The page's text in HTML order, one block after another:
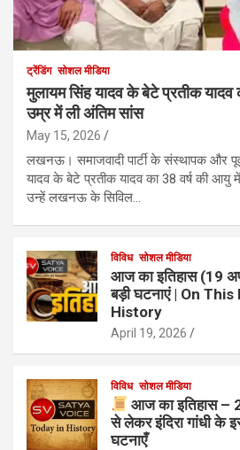
ट्रेंडिंग सोशल मीडिया
मुलायम सिंह यादव के बेटे प्रतीक
उम्र में ली अंतिम सांस
May 15, 2026
लखनऊ। समाजवादी पार्टी के संस्थापक और
यादव के बेटे प्रतीक यादव का 38 वर्ष की आयु
उन्हें लखनऊ के सिविल…
विविध सोशल मीडिया
आज का इतिहास (19
बड़ी घटनाएं | On
History
April 19, 2026
विविध सोशल मीडिया
आज का इतिहास –
से लेकर इंदिरा गांधी के
घटनाएँ